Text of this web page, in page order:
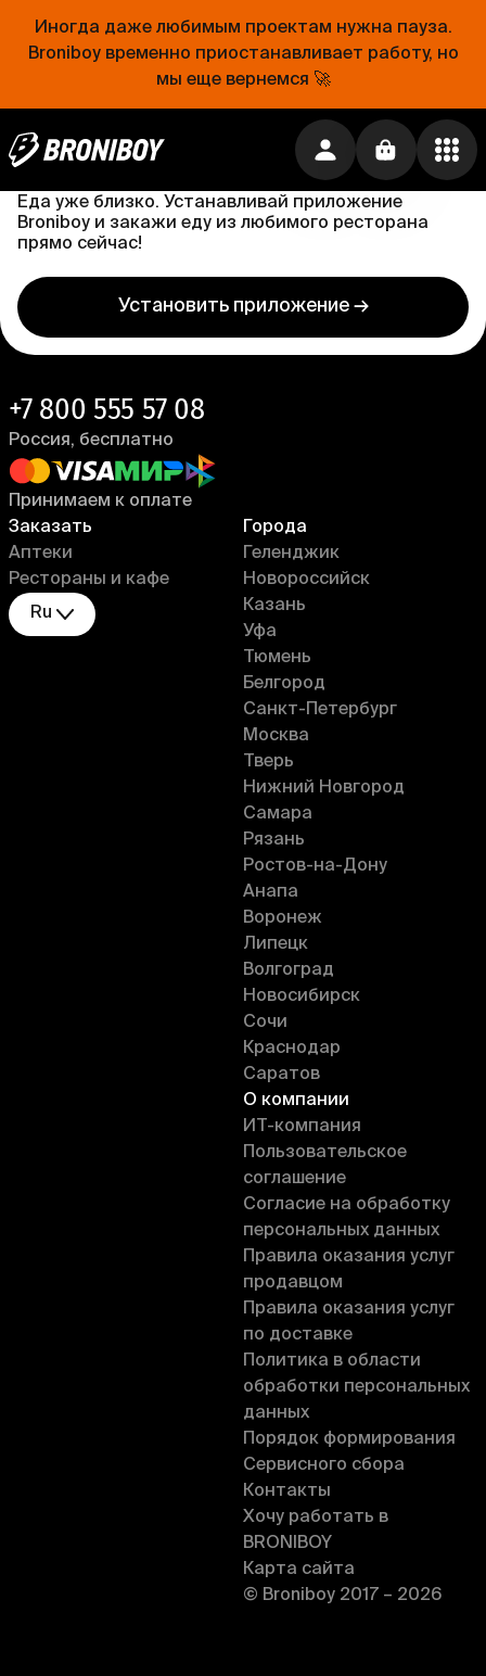
Иногда даже любимым проектам нужна пауза.
Broniboy временно приостанавливает работу, но
мы еще вернемся 🚀
189 ₽·Бесплатно от 1 399 ₽
Проще, чем открыть холодильник
Еда уже близко. Устанавливай приложение
Broniboy и закажи еду из любимого ресторана
прямо сейчас!
Установить приложение →
Заказать
Аптеки
Рестораны и кафе
Ru
Города
Геленджик
Новороссийск
Казань
Уфа
Тюмень
Белгород
Санкт-Петербург
Москва
Тверь
Нижний Новгород
Самара
Рязань
Ростов-на-Дону
Анапа
Воронеж
Липецк
Волгоград
Новосибирск
Сочи
Краснодар
Саратов
О компании
ИT-компания
Пользовательское
соглашение
Согласие на обработку
персональных данных
Правила оказания услуг
продавцом
Правила оказания услуг
по доставке
Политика в области
обработки персональных
данных
Порядок формирования
Сервисного сбора
Контакты
Хочу работать в
BRONIBOY
Карта сайта
© Broniboy 2017 – 2026
+7 800 555 57 08
Россия, бесплатно
Принимаем к оплате